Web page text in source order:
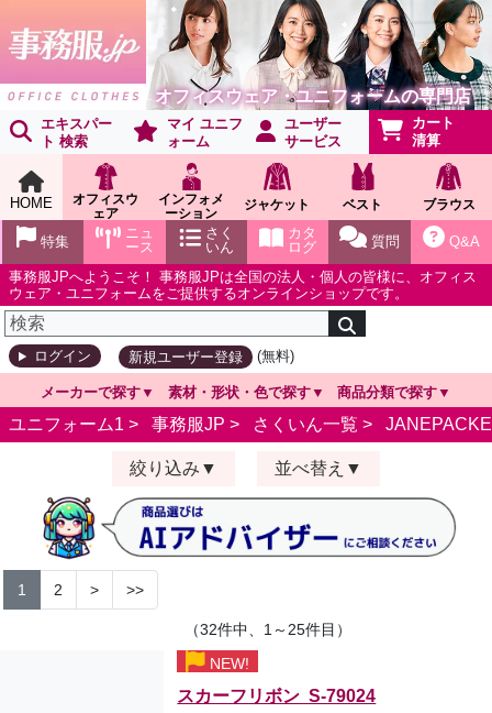
オフィスウェア・ユニフォームの専門店
エキスパー
ト 検索
マイ ユニフ
ォーム
ユーザー
サービス
カート
清算
HOME
オフィスウ
ェア
インフォメ
ーション
ショールー
ム
ジャケット ベスト ブラウス
Q&A
質問
カタ
ログ
さく
いん
ニュ
ース
特集
事務服JPへようこそ！ 事務服JPは全国の法人・個人の皆様に、オフィス
ウェア・ユニフォームをご提供するオンラインショップです。
ログイン 新規ユーザー登録 (無料)
メーカーで探す 素材・形状・色で探す 商品分類で探す
ユニフォーム1 > 事務服JP > さくいん一覧 >
絞り込み 並べ替え
1 2 > >>
（32件中、1～25件目）
NEW!
スカーフリボン S-79024